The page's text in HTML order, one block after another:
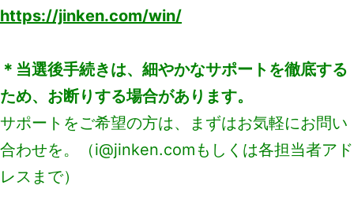
https://jinken.com/win/
＊当選後手続きは、細やかなサポートを徹底する
ため、お断りする場合があります。
サポートをご希望の方は、まずはお気軽にお問い
合わせを。（i@jinken.comもしくは各担当者アド
レスまで）